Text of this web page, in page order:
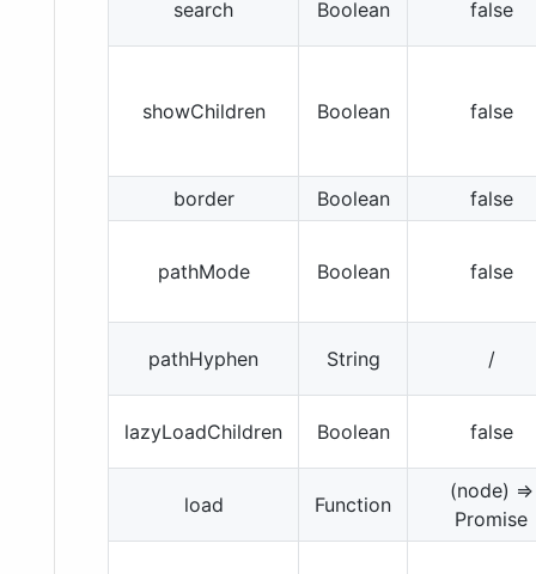
search Boolean false
showChildren Boolean false
border Boolean false
pathMode Boolean false
pathHyphen String /
lazyLoadChildren Boolean false
load Function
(node) =>
Promise